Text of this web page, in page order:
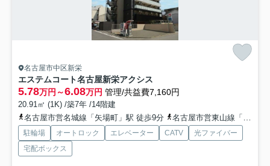
名古屋市中区新栄
エステムコート名古屋新栄アクシス
5.78万円～6.08万円 管理/共益費7,160円
20.91㎡ (1K) /築7年 /14階建
名古屋市営名城線「矢場町」駅 徒歩9分
名古屋市営東山線「新栄町」駅 徒歩14分
駐輪場 オートロック エレベーター CATV
光ファイバー
宅配ボックス